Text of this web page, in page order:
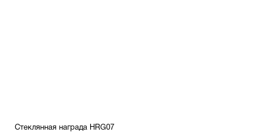
Стеклянная награда HRG07